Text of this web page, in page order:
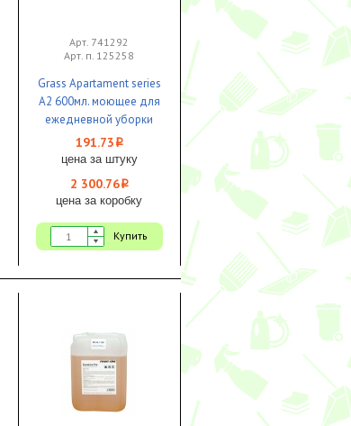
Арт. 741292
Арт. п. 125258
Grass Apartament series
A2 600мл. моющее для
ежедневной уборки
1/8 ЧЗ
191.73 i
цена за штуку
2 300.76i
цена за коробку
Купить